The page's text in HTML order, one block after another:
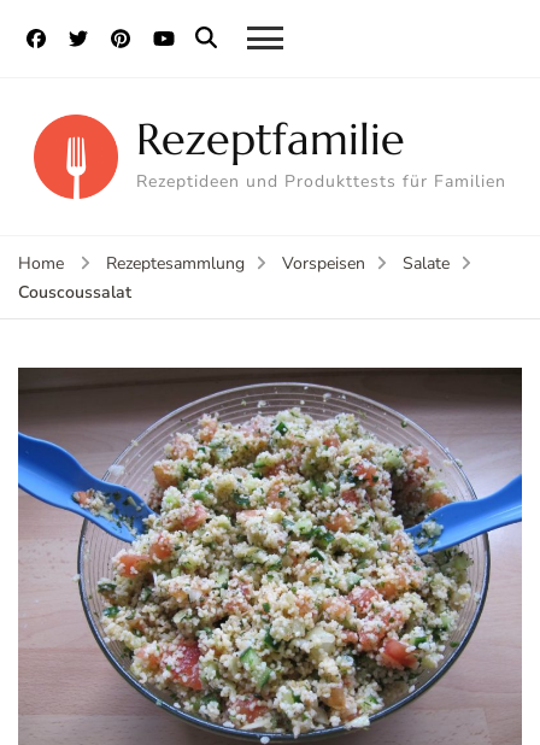
Rezeptfamilie
Rezeptideen und Produkttests für Familien
Home Rezeptesammlung Vorspeisen
Salate
Couscoussalat